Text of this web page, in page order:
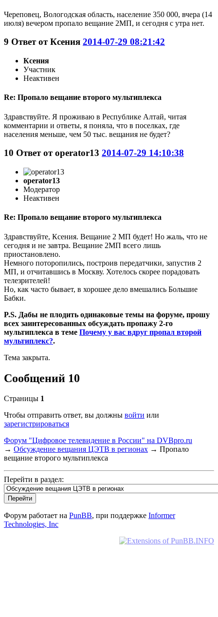
Череповец, Вологодская область, население 350 000, вчера (14
июля) вечером пропало вещание 2МП, и сегодня с утра нет.
9 Ответ отКсения 2014-07-29 08:21:42
Ксения
Участник
Неактивен
Re: Пропало вещание второго мультиплекса
Здравствуйте. Я проживаю в Республике Алтай, читая
комментарии и ответы, я поняла, что в поселках, где
населения меньше, чем 50 тыс. вещания не будет?
10 Ответ отoperator13 2014-07-29 14:10:38
operator13
Модератор
Неактивен
Re: Пропало вещание второго мультиплекса
Здравствуйте, Ксения. Вещание 2 МП будет! Но жаль, что не
сегодня и не завтра. Вещание 2МП всего лишь
приостановлено.
Немного поторопились, построив передатчики, запустив 2
МП, и отчитавшись в Москву. Хотелось скорее порадовать
телезрителей!
Но, как часто бывает, в хорошее дело вмешались Большие
Бабки.
P.S. Дабы не плодить одинаковые темы на форуме, прошу
всех заинтересованных обсуждать пропажу 2-го
мультиплекса в теме Почему у вас вдруг пропал второй
мультиплекс?.
Тема закрыта.
Сообщений 10
Страницы 1
Чтобы отправить ответ, вы должны войти или
зарегистрироваться
Форум "Цифровое телевидение в России" на DVBpro.ru
→ Обсуждение вещания ЦЭТВ в регионах → Пропало
вещание второго мультиплекса
Перейти в раздел:
Форум работает на PunBB, при поддержке Informer
Technologies, Inc